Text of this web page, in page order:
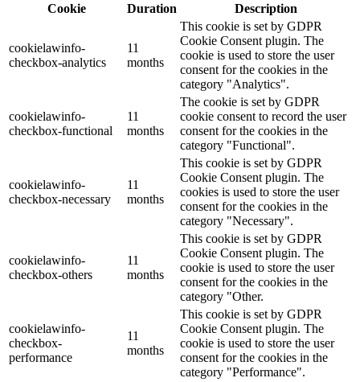
Cookie
Duration Description
cookielawinfo-
checkbox-analytics
11
months
This cookie is set by GDPR
Cookie Consent plugin. The
cookie is used to store the user
consent for the cookies in the
category "Analytics".
cookielawinfo-
checkbox-functional
11
months
The cookie is set by GDPR
cookie consent to record the user
consent for the cookies in the
category "Functional".
cookielawinfo-
checkbox-necessary
11
months
This cookie is set by GDPR
Cookie Consent plugin. The
cookies is used to store the user
consent for the cookies in the
category "Necessary".
cookielawinfo-
checkbox-others
11
months
This cookie is set by GDPR
Cookie Consent plugin. The
cookie is used to store the user
consent for the cookies in the
category "Other.
cookielawinfo-
checkbox-
performance
11
months
This cookie is set by GDPR
Cookie Consent plugin. The
cookie is used to store the user
consent for the cookies in the
category "Performance".